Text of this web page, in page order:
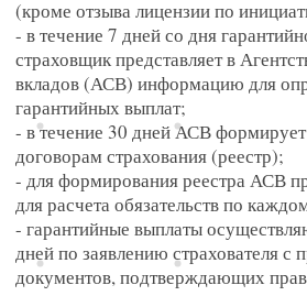
(кроме отзыва лицензии по
- в течение 7 дней со дня
страховщик представляет в
вкладов (АСВ) информацию для
гарантийных выплат;
- в течение 30 дней АСВ формирует
договорам страхования (реестр);
- для формирования реестра АСВ
для расчета обязательств по
- гарантийные выплаты
дней по заявлению страхователя с
документов, подтверждающих